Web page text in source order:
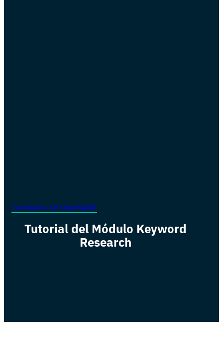
Tutoriales de DinoRANK
Tutorial del Módulo Keyword
Research